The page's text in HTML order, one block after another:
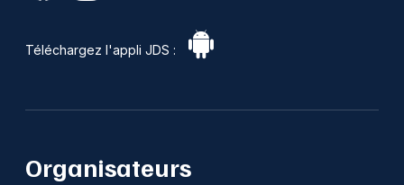
Téléchargez l'appli JDS :
Organisateurs